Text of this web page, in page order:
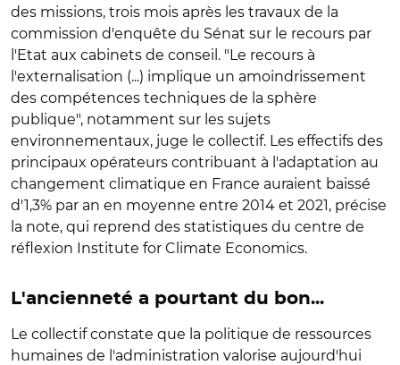
des missions, trois mois après les travaux de la
commission d'enquête du Sénat sur le recours par
l'Etat aux cabinets de conseil. "Le recours à
l'externalisation (...) implique un amoindrissement
des compétences techniques de la sphère
publique", notamment sur les sujets
environnementaux, juge le collectif. Les effectifs des
principaux opérateurs contribuant à l'adaptation au
changement climatique en France auraient baissé
d'1,3% par an en moyenne entre 2014 et 2021, précise
la note, qui reprend des statistiques du centre de
réflexion Institute for Climate Economics.
L'ancienneté a pourtant du bon...
Le collectif constate que la politique de ressources
humaines de l'administration valorise aujourd'hui